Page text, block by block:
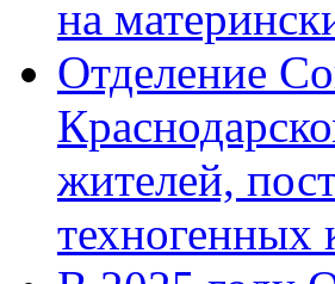
на
Отделение
жителей,
техногенных